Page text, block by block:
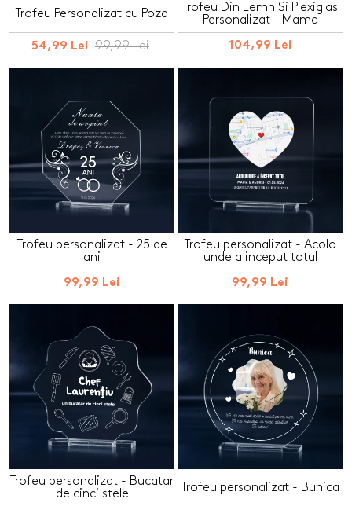
Trofeu Personalizat cu Poza
54,99 Lei 99,99 Lei
Trofeu Din Lemn Si Plexiglas
Personalizat - Mama
104,99 Lei
Trofeu personalizat - 25 de
ani
99,99 Lei
Trofeu personalizat - Acolo
unde a inceput totul
99,99 Lei
Trofeu personalizat - Bucatar
de cinci stele
Trofeu personalizat - Bunica